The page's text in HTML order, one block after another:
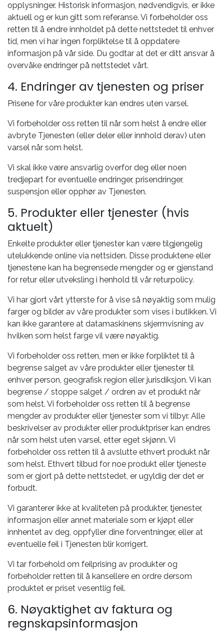
opplysninger. Historisk informasjon, nødvendigvis, er ikke
aktuell og er kun gitt som referanse. Vi forbeholder oss
retten til å endre innholdet på dette nettstedet til enhver
tid, men vi har ingen forpliktelse til å oppdatere
informasjon på vår side. Du godtar at det er ditt ansvar å
overvåke endringer på nettstedet vårt.
4. Endringer av tjenesten og priser
Prisene for våre produkter kan endres uten varsel.
Vi forbeholder oss retten til når som helst å endre eller
avbryte Tjenesten (eller deler eller innhold derav) uten
varsel når som helst.
Vi skal ikke være ansvarlig overfor deg eller noen
tredjepart for eventuelle endringer, prisendringer,
suspensjon eller opphør av Tjenesten.
5. Produkter eller tjenester (hvis
aktuelt)
Enkelte produkter eller tjenester kan være tilgjengelig
utelukkende online via nettsiden. Disse produktene eller
tjenestene kan ha begrensede mengder og er gjenstand
for retur eller utveksling i henhold til vår returpolicy.
Vi har gjort vårt ytterste for å vise så nøyaktig som mulig
farger og bilder av våre produkter som vises i butikken. Vi
kan ikke garantere at datamaskinens skjermvisning av
hvilken som helst farge vil være nøyaktig.
Vi forbeholder oss retten, men er ikke forpliktet til å
begrense salget av våre produkter eller tjenester til
enhver person, geografisk region eller jurisdiksjon. Vi kan
begrense / stoppe salget / ordren av et produkt når
som helst. Vi forbeholder oss retten til å begrense
mengder av produkter eller tjenester som vi tilbyr. Alle
beskrivelser av produkter eller produktpriser kan endres
når som helst uten varsel, etter eget skjønn. Vi
forbeholder oss retten til å avslutte ethvert produkt når
som helst. Ethvert tilbud for noe produkt eller tjeneste
som er gjort på dette nettstedet, er ugyldig der det er
forbudt.
Vi garanterer ikke at kvaliteten på produkter, tjenester,
informasjon eller annet materiale som er kjøpt eller
innhentet av deg, oppfyller dine forventninger, eller at
eventuelle feil i Tjenesten blir korrigert.
Vi tar forbehold om feilprising av produkter og
forbeholder retten til å kansellere en ordre dersom
produktet er priset vesentlig feil.
6. Nøyaktighet av faktura og
regnskapsinformasjon